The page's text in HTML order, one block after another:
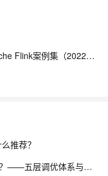
【藏经阁一起读（27）】本周推荐《Apache Flink案例集（2022版）》，你有哪些心得？
推荐？
云数据库性能怎么调优？有什么最佳实践？——五层调优体系与阿里云 RDS 实战